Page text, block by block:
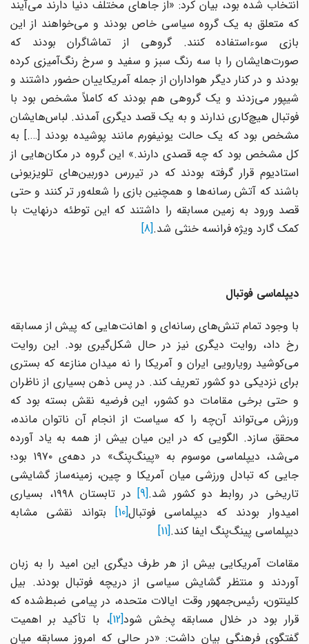
انتخاب شده بود، بیان کرد: «از جاهای مختلف دنیا دارند می‌آیند
که متعلق به یک گروه سیاسی خاص بودند و می‌خواهند از این
بازی سوءاستفاده کنند. گروهی از تماشاگران بودند که
صورت‌هایشان را با سه رنگ سبز و سفید و سرخ رنگ‌آمیزی کرده
بودند و در کنار دیگر هواداران از جمله آمریکاییان حضور داشتند و
شیپور می‌زدند و یک گروهی هم بودند که کاملاً مشخص بود با
فوتبال هیچ‌کاری ندارند و به یک قصد دیگری آمدند. لباس‌هایشان
مشخص بود که یک حالت یونیفورم مانند پوشیده بودند [….] به
کل مشخص بود که چه قصدی دارند.» این گروه در مکان‌هایی از
استادیوم قرار گرفته بودند که در تیررس دوربین‌های تلویزیونی
باشند که آتش رسانه‌ها و همچنین بازی را شعله‌ور تر کنند و حتی
قصد ورود به زمین مسابقه را داشتند که این توطئه درنهایت با
کمک گارد ویژه فرانسه خنثی شد.[8]
دیپلماسی فوتبال
با وجود تمام تنش‌های رسانه‌ای و اهانت‌هایی که پیش از مسابقه
رخ داد، روایت دیگری نیز در حال شکل‌گیری بود. این روایت
می‌کوشید رویارویی ایران و آمریکا را نه میدان منازعه که بستری
برای نزدیکی دو کشور تعریف کند. در پس ذهن بسیاری از ناظران
و حتی برخی مقامات دو کشور، این فرضیه نقش بسته بود که
ورزش می‌تواند آن‌چه را که سیاست از انجام آن ناتوان مانده،
محقق سازد. الگویی که در این میان بیش از همه به یاد آورده
می‌شد، دیپلماسی موسوم به «پینگ‌پنگ» در دهه‌ی ۱۹۷۰ بود؛
جایی که تبادل ورزشی میان آمریکا و چین، زمینه‌ساز گشایشی
تاریخی در روابط دو کشور شد.[9]
در تابستان ۱۹۹۸، بسیاری
امیدوار بودند که دیپلماسی فوتبال[10] بتواند نقشی مشابه
دیپلماسی پینگ‌پنگ ایفا کند.[11]
مقامات آمریکایی بیش از هر طرف دیگری این امید را به زبان
آوردند و منتظر گشایش سیاسی از دریچه فوتبال بودند. بیل
کلینتون، رئیس‌جمهور وقت ایالات متحده، در پیامی ضبط‌شده که
قرار بود در خلال مسابقه پخش شود[12]
، با تأکید بر اهمیت
گفتگوی فرهنگی بیان داشت: «در حالی که امروز مسابقه میان